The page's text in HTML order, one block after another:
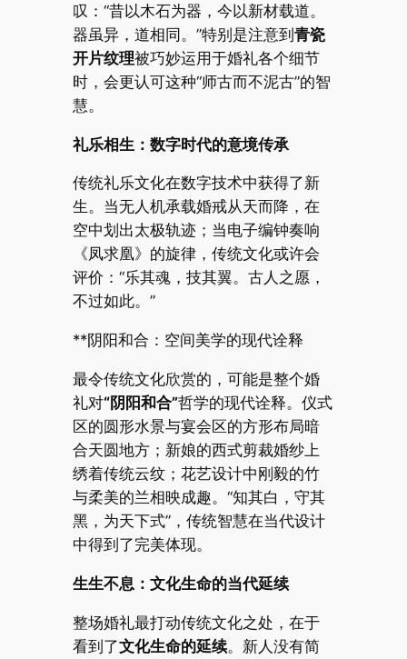
叹：“昔以木石为器，今以新材载道。
器虽异，道相同。”特别是注意到青瓷
开片纹理被巧妙运用于婚礼各个细节
时，会更认可这种“师古而不泥古”的智
慧。
礼乐相生：数字时代的意境传承
传统礼乐文化在数字技术中获得了新
生。当无人机承载婚戒从天而降，在
空中划出太极轨迹；当电子编钟奏响
《凤求凰》的旋律，传统文化或许会
评价：“乐其魂，技其翼。古人之愿，
不过如此。”
**阴阳和合：空间美学的现代诠释
最令传统文化欣赏的，可能是整个婚
礼对“阴阳和合”哲学的现代诠释。仪式
区的圆形水景与宴会区的方形布局暗
合天圆地方；新娘的西式剪裁婚纱上
绣着传统云纹；花艺设计中刚毅的竹
与柔美的兰相映成趣。“知其白，守其
黑，为天下式”，传统智慧在当代设计
中得到了完美体现。
生生不息：文化生命的当代延续
整场婚礼最打动传统文化之处，在于
看到了文化生命的延续。新人没有简